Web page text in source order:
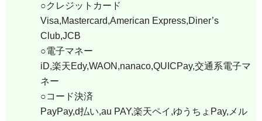
○クレジットカード
Visa,Mastercard,American Express,Diner’s
Club,JCB
○電子マネー
iD,楽天Edy,WAON,nanaco,QUICPay,交通系電子マ
ネー
○コード決済
PayPay,d払い,au PAY,楽天ペイ,ゆうちょPay,メル